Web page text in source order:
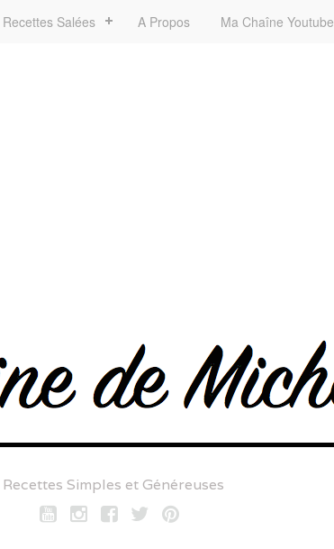
Recettes Salées A Propos Ma Chaîne Youtube
Recettes Simples et Généreuses